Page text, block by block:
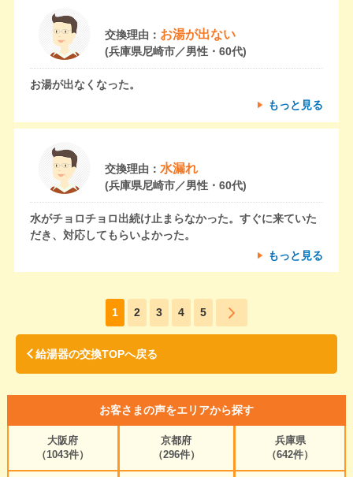
交換理由： お湯が出ない
(兵庫県尼崎市／男性・60代)
お湯が出なくなった。
もっと見る
交換理由： 水漏れ
(兵庫県尼崎市／男性・60代)
水がチョロチョロ出続け止まらなかった。すぐに来ていた
だき、対応してもらいよかった。
もっと見る
1 2 3 4 5
給湯器の交換TOPへ戻る
お客さまの声をエリアから探す
大阪府
（1043件）
京都府
（296件）
兵庫県
（642件）